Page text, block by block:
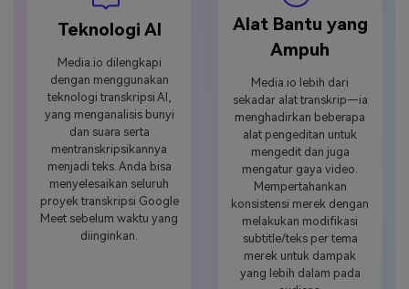
Teknologi AI
Media.io dilengkapi
dengan menggunakan
teknologi transkripsi AI,
yang menganalisis bunyi
dan suara serta
mentranskripsikannya
menjadi teks. Anda bisa
menyelesaikan seluruh
proyek transkripsi Google
Meet sebelum waktu yang
diinginkan.
Alat Bantu yang
Ampuh
Media.io lebih dari
sekadar alat transkrip—ia
menghadirkan beberapa
alat pengeditan untuk
mengedit dan juga
mengatur gaya video.
Mempertahankan
konsistensi merek dengan
melakukan modifikasi
subtitle/teks per tema
merek untuk dampak
yang lebih dalam pada